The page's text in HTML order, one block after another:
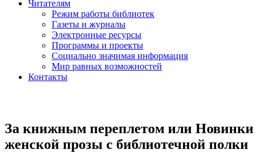
Читателям
Режим работы библиотек
Газеты и журналы
Электронные ресурсы
Программы и проекты
Социально значимая информация
Мир равных возможностей
Контакты
За книжным переплетом или Новинки
женской прозы с библиотечной полки